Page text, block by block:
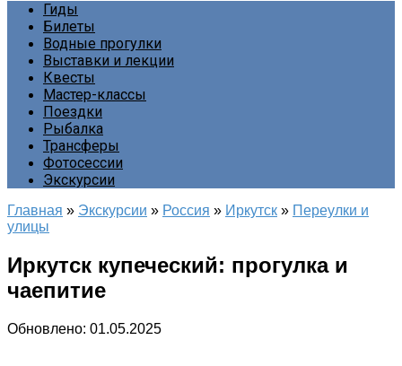
Гиды
Билеты
Водные прогулки
Выставки и лекции
Квесты
Мастер-классы
Поездки
Рыбалка
Трансферы
Фотосессии
Экскурсии
Главная » Экскурсии » Россия » Иркутск » Переулки и
улицы
Иркутск купеческий: прогулка и
чаепитие
Обновлено: 01.05.2025